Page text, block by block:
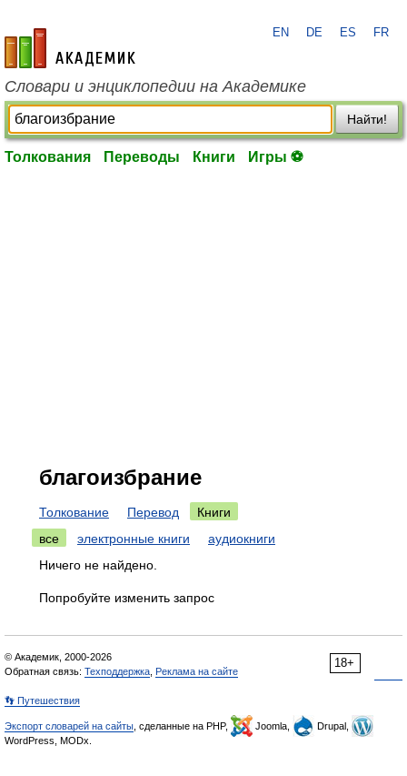
academic.ru
EN DE ES FR
Словари и энциклопедии на Академике
Найти!
Толкования Переводы Книги Игры ⚽
благоизбрание
Толкование Перевод
Книги
все
электронные книги
аудиокниги
Ничего не найдено.
Попробуйте изменить запрос
18+
© Академик, 2000-2026
Обратная связь: Техподдержка Реклама на сайте
👣 Путешествия
Экспорт словарей на сайты , сделанные на PHP, Joomla,
Drupal,
WordPress, MODx.